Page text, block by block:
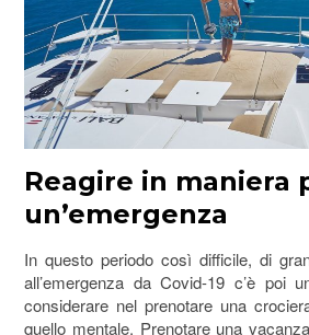
Reagire in maniera
un’emergenza
In questo periodo così difficile, di
all’emergenza da Covid-19 c’è poi
considerare nel prenotare una
quello mentale. Prenotare una